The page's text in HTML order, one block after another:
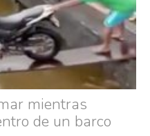
mientras
de un barco